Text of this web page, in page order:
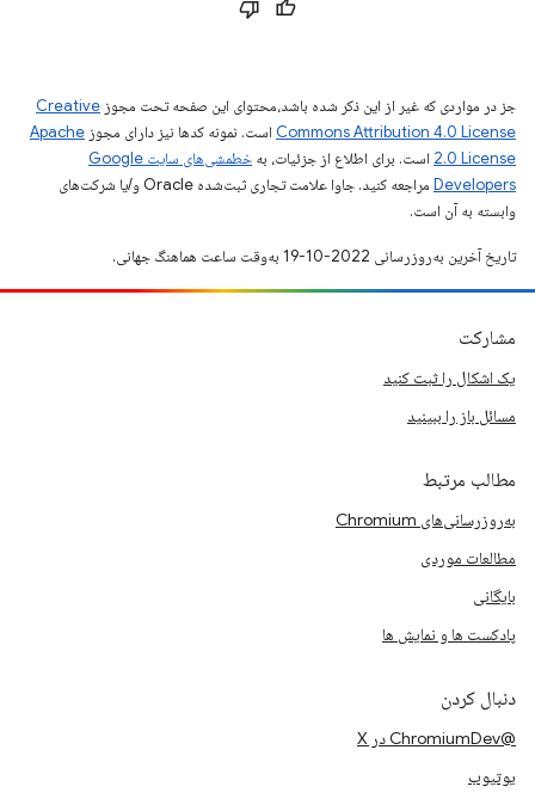
جز در مواردی که غیر از این ذکر شده باشد،‌محتوای این صفحه تحت مجوز Creative
Commons Attribution 4.0 License است. نمونه کدها نیز دارای مجوز Apache
2.0 License است. برای اطلاع از جزئیات، به
خطمشی‌های سایت Google
Developers‏
مراجعه کنید. جاوا علامت تجاری ثبت‌شده Oracle و/یا شرکت‌های
وابسته به آن است.
تاریخ آخرین به‌روزرسانی 2022-10-19 به‌وقت ساعت هماهنگ جهانی.
مشارکت
یک اشکال را ثبت کنید
مسائل باز را ببینید
مطالب مرتبط
به‌روزرسانی‌های Chromium
مطالعات موردی
بایگانی
پادکست ها و نمایش ها
دنبال کردن
@ChromiumDev در X
یوتیوب